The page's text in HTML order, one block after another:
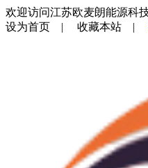
欢迎访问江苏欧麦朗能源科
设为首页 | 收藏本站 |